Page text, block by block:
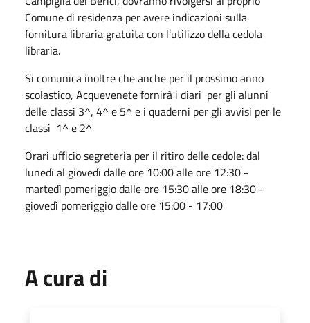
Comune di residenza per avere indicazioni sulla
fornitura libraria gratuita con l'utilizzo della cedola
libraria.
Si comunica inoltre che anche per il prossimo anno
scolastico, Acquevenete fornirà i diari per gli alunni
delle classi 3^, 4^ e 5^ e i quaderni per gli avvisi per le
classi 1^ e 2^
Orari ufficio segreteria per il ritiro delle cedole: dal
lunedì al giovedì dalle ore 10:00 alle ore 12:30 -
martedì pomeriggio dalle ore 15:30 alle ore 18:30 -
giovedì pomeriggio dalle ore 15:00 - 17:00
A cura di